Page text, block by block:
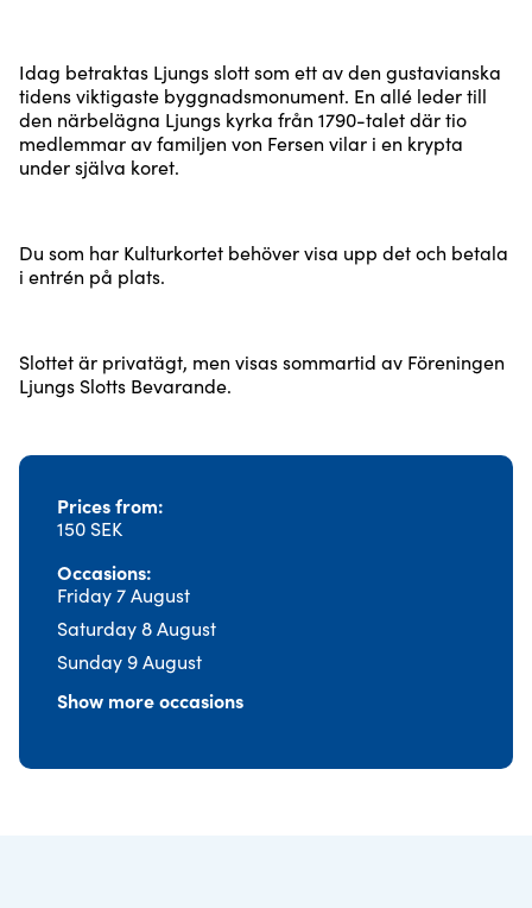
Idag betraktas Ljungs slott som ett av den gustavianska
tidens viktigaste byggnadsmonument. En allé leder till
den närbelägna Ljungs kyrka från 1790-talet där tio
medlemmar av familjen von Fersen vilar i en krypta
under själva koret.
Du som har Kulturkortet behöver visa upp det och betala
i entrén på plats.
Slottet är privatägt, men visas sommartid av Föreningen
Ljungs Slotts Bevarande.
Prices from
150 SEK
Occasions
Friday 7 August
Saturday 8 August
Sunday 9 August
Show more occasions